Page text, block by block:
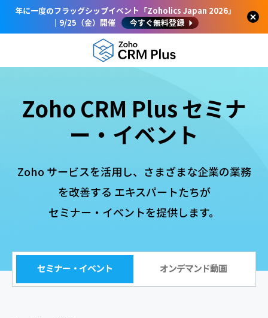
年に一度のフラッグシップイベント「Zoholics Japan 2026」
｜9/25（金）開催
今すぐ無料登録
Zoho CRM Plus セミナ
ー・イベント
Zoho サービスを活用し、さまざまな企業の業務
を改善する エキスパートたちが
セミナー・イベントを提供します。
セミナー・イベント オンデマンド動画